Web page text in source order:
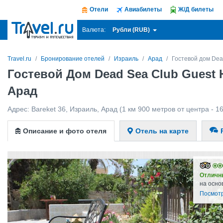
Отели Авиабилеты Ж/Д билеты
Валюта: Рубли (RUB)
Travel.ru Бронирование отелей Израиль Арад Гостевой дом
Гостевой Дом Dead Sea Club Guest
Арад
Адрес: Bareket 36 Израиль Арад (1 км 900 метров от центра -
Описание и фото отеля Отель на карте
на